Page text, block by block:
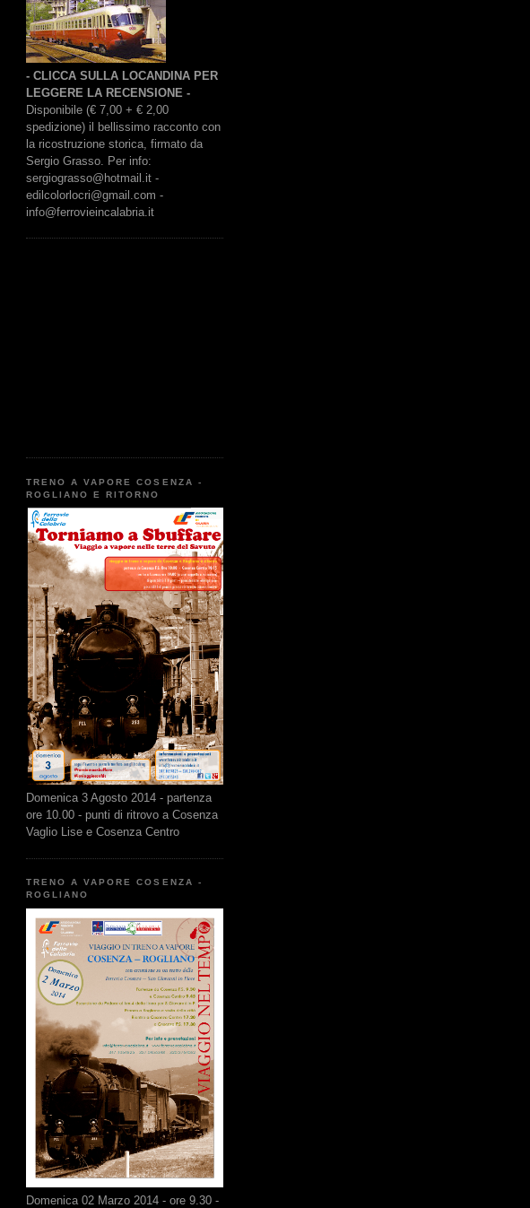
- CLICCA SULLA LOCANDINA PER
LEGGERE LA RECENSIONE -
Disponibile (€ 7,00 + € 2,00
spedizione) il bellissimo racconto con
la ricostruzione storica, firmato da
Sergio Grasso. Per info:
sergiograsso@hotmail.it -
edilcolorlocri@gmail.com -
info@ferrovieincalabria.it
TRENO A VAPORE COSENZA -
ROGLIANO E RITORNO
Domenica 3 Agosto 2014 - partenza
ore 10.00 - punti di ritrovo a Cosenza
Vaglio Lise e Cosenza Centro
TRENO A VAPORE COSENZA -
ROGLIANO
Domenica 02 Marzo 2014 - ore 9.30 -